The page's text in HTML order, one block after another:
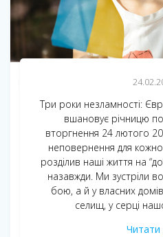
Три роки незламності:
вшановує річницю
вторгнення 24 лютого
неповернення для
розділив наші життя на
назавжди. Ми зустріли
бою, а й у власних
селищ, у серці
Читати